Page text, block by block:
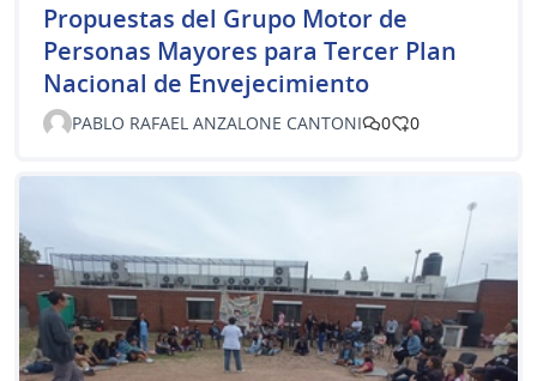
Propuestas del Grupo Motor de
Personas Mayores para Tercer Plan
Nacional de Envejecimiento
PABLO RAFAEL ANZALONE CANTONI 0 0